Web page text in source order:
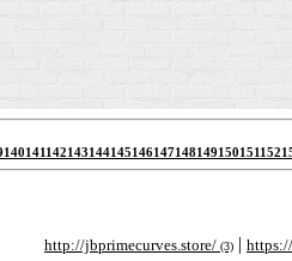
140141142143144145146147148149150151152
http://jbprimecurves.store/(3)|https://